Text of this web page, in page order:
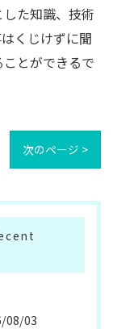
た知識、技術
くじけずに聞
とができるで
次のページ >
08/03